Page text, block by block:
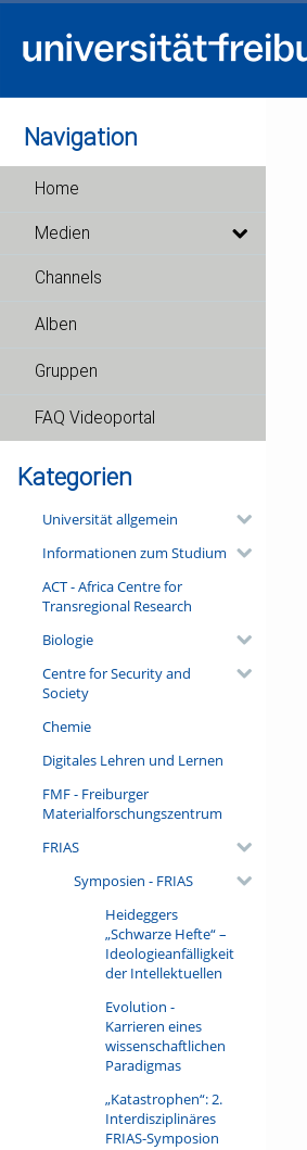
Navigation
Home
Medien
Channels
Alben
Gruppen
FAQ Videoportal
Kategorien
Universität allgemein
Informationen zum Studium
ACT - Africa Centre for
Transregional Research
Biologie
Centre for Security and
Society
Chemie
Digitales Lehren und Lernen
FMF - Freiburger
Materialforschungszentrum
FRIAS
Symposien - FRIAS
Heideggers
„Schwarze Hefte“ –
Ideologieanfälligkeit
der Intellektuellen
Evolution -
Karrieren eines
wissenschaftlichen
Paradigmas
„Katastrophen“: 2.
Interdisziplinäres
FRIAS-Symposion